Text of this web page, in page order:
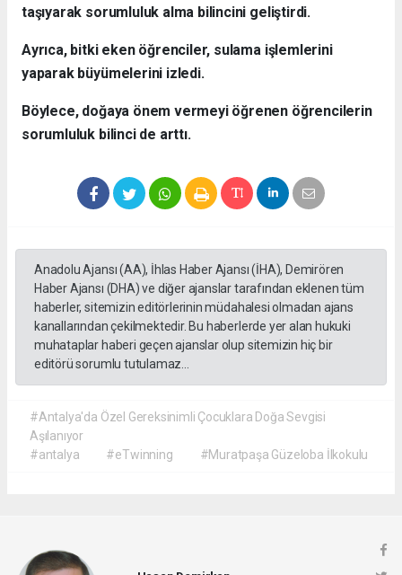
taşıyarak sorumluluk alma bilincini geliştirdi.
Ayrıca, bitki eken öğrenciler, sulama işlemlerini
yaparak büyümelerini izledi.
Böylece, doğaya önem vermeyi öğrenen öğrencilerin
sorumluluk bilinci de arttı.
Anadolu Ajansı (AA), İhlas Haber Ajansı (İHA), Demirören
Haber Ajansı (DHA) ve diğer ajanslar tarafından eklenen tüm
haberler, sitemizin editörlerinin müdahalesi olmadan ajans
kanallarından çekilmektedir. Bu haberlerde yer alan hukuki
muhataplar haberi geçen ajanslar olup sitemizin hiç bir
editörü sorumlu tutulamaz...
#Antalya'da Özel Gereksinimli Çocuklara Doğa Sevgisi
Aşılanıyor
#antalya
#eTwinning #Muratpaşa Güzeloba İlkokulu